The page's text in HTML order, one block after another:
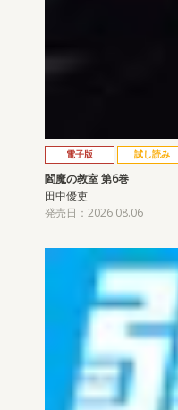
電子版 試し読み
閻魔の教室 第6巻
田中優吏
発売日：2026.08.06